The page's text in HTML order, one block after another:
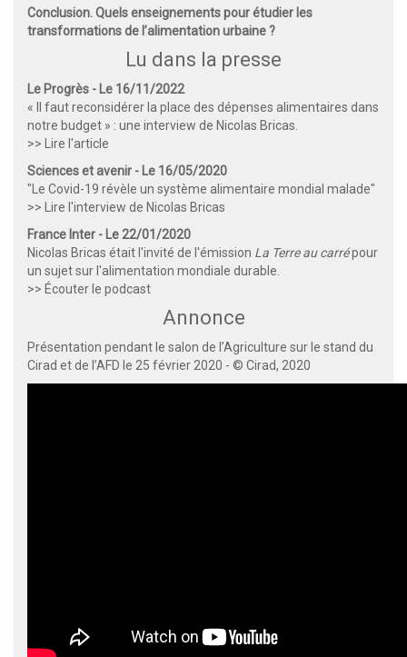
Conclusion. Quels enseignements pour étudier les
transformations de l’alimentation urbaine ?
Lu dans la presse
Le Progrès - Le 16/11/2022
« Il faut reconsidérer la place des dépenses alimentaires dans
notre budget » : une interview de Nicolas Bricas.
>> Lire l'article
Sciences et avenir - Le 16/05/2020
"Le Covid-19 révèle un système alimentaire mondial malade"
>> Lire l'interview de Nicolas Bricas
France Inter - Le 22/01/2020
Nicolas Bricas était l'invité de l'émission La Terre au carrépour
un sujet sur l'alimentation mondiale durable.
>> Écouter le podcast
Annonce
Présentation pendant le salon de l’Agriculture sur le stand du
Cirad et de l’AFD le 25 février 2020 - © Cirad, 2020